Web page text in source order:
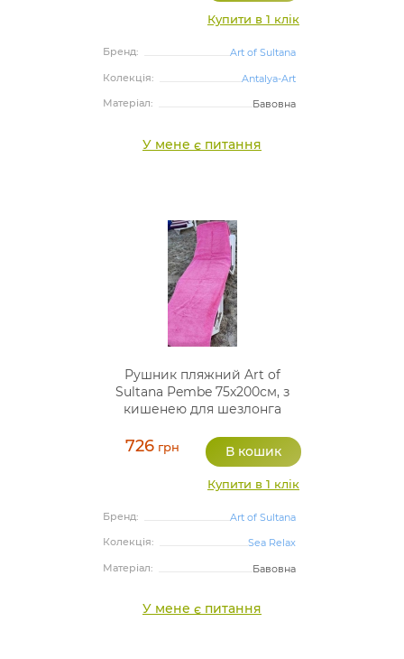
Купити в 1 клік
Бренд:
Art of Sultana
Колекція:
Antalya-Art
Матеріал:
Бавовна
У мене є питання
Рушник пляжний Art of
Sultana Pembe 75х200см, з
кишенею для шезлонга
726 грн
Купити в 1 клік
Бренд:
Art of Sultana
Колекція:
Sea Relax
Матеріал:
Бавовна
У мене є питання